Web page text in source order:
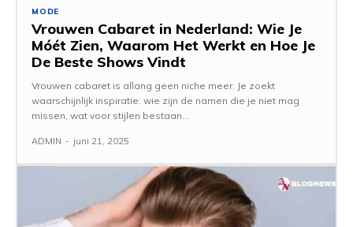
MODE
Vrouwen Cabaret in Nederland: Wie Je
Móét Zien, Waarom Het Werkt en Hoe Je
De Beste Shows Vindt
Vrouwen cabaret is allang geen niche meer. Je zoekt
waarschijnlijk inspiratie: wie zijn de namen die je niet mag
missen, wat voor stijlen bestaan...
ADMIN - juni 21, 2025